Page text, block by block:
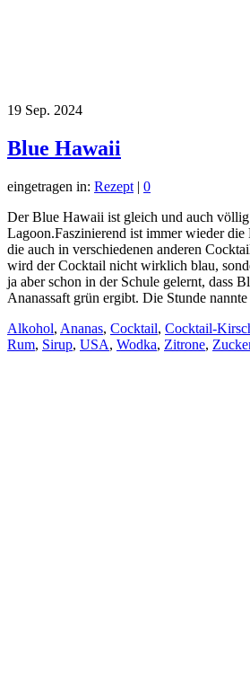
19 Sep. 2024
Blue Hawaii
eingetragen in: Rezept | 0
Der Blue Hawaii ist gleich und auch völlig
Lagoon.Faszinierend ist immer wieder die
die auch in verschiedenen anderen
wird der Cocktail nicht wirklich blau,
ja aber schon in der Schule gelernt, dass
Ananassaft grün ergibt. Die Stunde
Alkohol, Ananas, Cocktail, Cocktail-
Rum, Sirup, USA, Wodka, Zitrone,